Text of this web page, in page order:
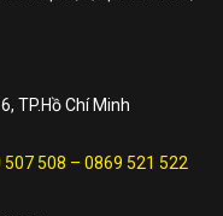
TP.Hồ Chí Minh
507 508 – 0869 521 522